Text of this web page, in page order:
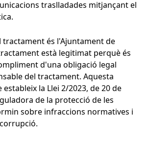
traslladades mitjançant el
tractament és l'Ajuntament de
està legitimat perquè és
d'una obligació legal
del tractament. Aquesta
la Llei 2/2023, de 20 de
de la protecció de les
sobre infraccions normatives i